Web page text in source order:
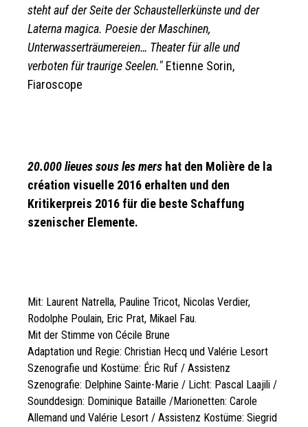
steht auf der Seite der Schaustellerkünste und der
Laterna magica. Poesie der Maschinen,
Unterwasserträumereien… Theater für alle und
verboten für traurige Seelen." Etienne Sorin,
Fiaroscope
20.000 lieues sous les mers hat den Molière de la
création visuelle 2016 erhalten und den
Kritikerpreis 2016 für die beste Schaffung
szenischer Elemente.
Mit: Laurent Natrella, Pauline Tricot, Nicolas Verdier,
Rodolphe Poulain, Eric Prat, Mikael Fau.
Mit der Stimme von Cécile Brune
Adaptation und Regie: Christian Hecq und Valérie Lesort
Szenografie und Kostüme: Éric Ruf / Assistenz
Szenografie: Delphine Sainte-Marie / Licht: Pascal Laajili /
Sounddesign: Dominique Bataille /Marionetten: Carole
Allemand und Valérie Lesort / Assistenz Kostüme: Siegrid